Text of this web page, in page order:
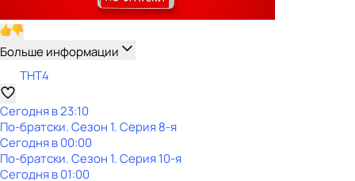
Больше информации
ТНТ4
Сегодня в 23:10
По-братски. Сезон 1. Серия 8-я
Сегодня в 00:00
По-братски. Сезон 1. Серия 10-я
Сегодня в 01:00